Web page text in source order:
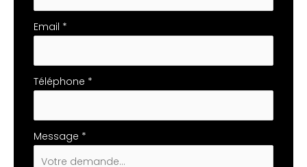
Email *
Téléphone *
Message *